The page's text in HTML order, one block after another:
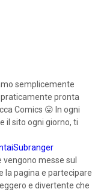
semplicemente
praticamente pronta
Comics 😛 In ogni
il sito ogni giorno, ti
messe sul
la pagina e partecipare
e divertente che